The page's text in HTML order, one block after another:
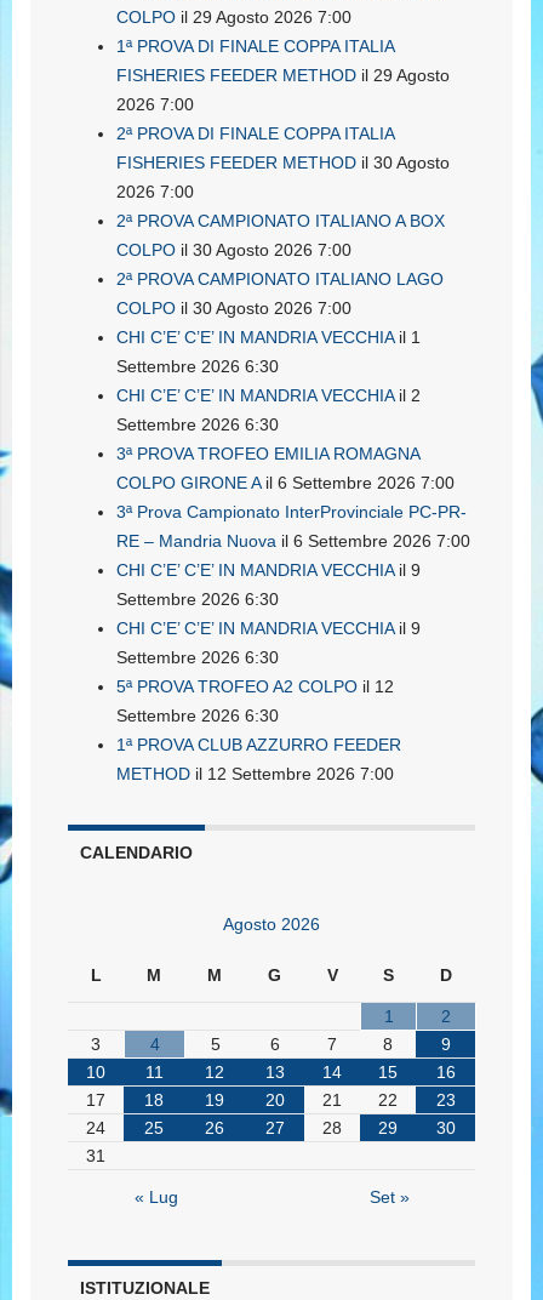
COLPO il 29 Agosto 2026 7:00
1ª PROVA DI FINALE COPPA ITALIA
FISHERIES FEEDER METHOD il 29 Agosto
2026 7:00
2ª PROVA DI FINALE COPPA ITALIA
FISHERIES FEEDER METHOD il 30 Agosto
2026 7:00
2ª PROVA CAMPIONATO ITALIANO A BOX
COLPO il 30 Agosto 2026 7:00
2ª PROVA CAMPIONATO ITALIANO LAGO
COLPO il 30 Agosto 2026 7:00
CHI C’E’ C’E’ IN MANDRIA VECCHIAil 1
Settembre 2026 6:30
CHI C’E’ C’E’ IN MANDRIA VECCHIAil 2
Settembre 2026 6:30
3ª PROVA TROFEO EMILIA ROMAGNA
COLPO GIRONE Ail 6 Settembre 2026 7:00
3ª Prova Campionato InterProvinciale PC-PR-
RE – Mandria Nuova il 6 Settembre 2026 7:00
CHI C’E’ C’E’ IN MANDRIA VECCHIAil 9
Settembre 2026 6:30
CHI C’E’ C’E’ IN MANDRIA VECCHIAil 9
Settembre 2026 6:30
5ª PROVA TROFEO A2 COLPO il 12
Settembre 2026 6:30
1ª PROVA CLUB AZZURRO FEEDER
METHOD il 12 Settembre 2026 7:00
CALENDARIO
Agosto 2026
L M M G V S D
1
2
3
4 5 6 7 8
9
10
11 12 13 14 15
16
17
18 19 20 21 22
23
24
25 26 27 28 29
30
31
« Lug Set »
ISTITUZIONALE